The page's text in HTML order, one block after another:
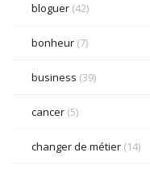
bloguer (42)
bonheur (7)
business (39)
cancer (5)
changer de métier (14)